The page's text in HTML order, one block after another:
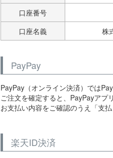
口座番号
口座名義
株
PayPay
PayPay（オンライン決済）では
ご注文を確定すると、PayPayアプ
お支払い内容をご確認のうえ「支
楽天ID決済